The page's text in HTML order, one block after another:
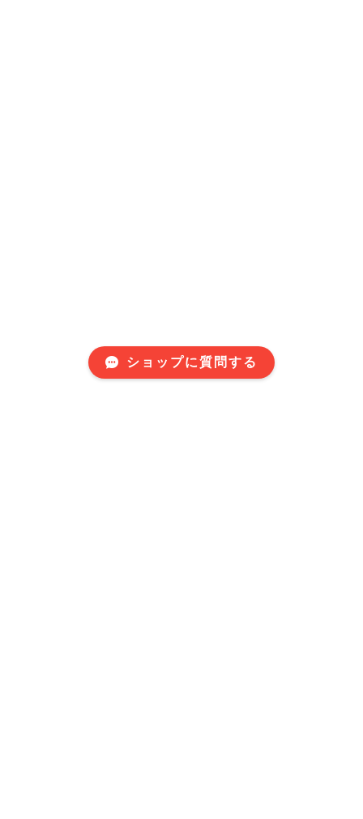
ショップに質問する